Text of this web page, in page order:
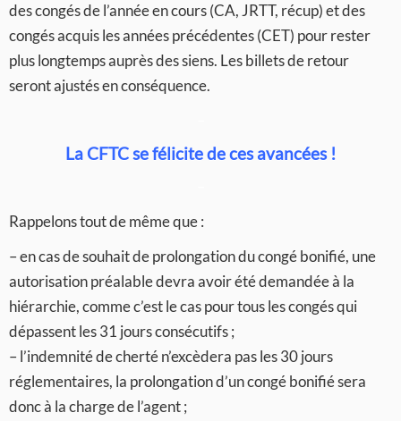
des congés de l’année en cours (CA, JRTT, récup) et des
congés acquis les années précédentes (CET) pour rester
plus longtemps auprès des siens. Les billets de retour
seront ajustés en conséquence.
La CFTC se félicite de ces avancées !
Rappelons tout de même que :
– en cas de souhait de prolongation du congé bonifié, une
autorisation préalable devra avoir été demandée à la
hiérarchie, comme c’est le cas pour tous les congés qui
dépassent les 31 jours consécutifs ;
– l’indemnité de cherté n’excèdera pas les 30 jours
réglementaires, la prolongation d’un congé bonifié sera
donc à la charge de l’agent ;